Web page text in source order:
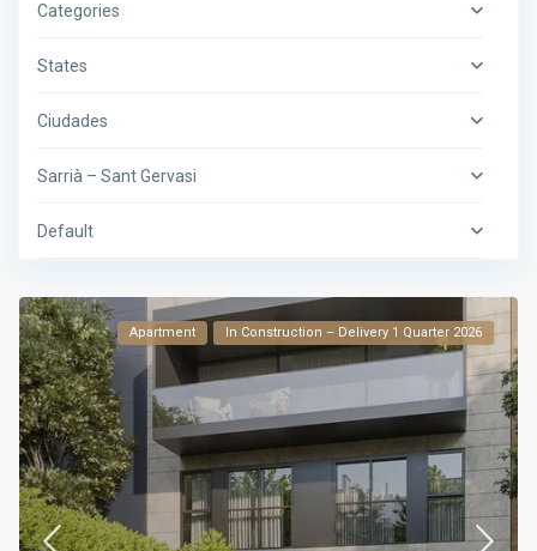
Categories
States
Ciudades
Sarrià – Sant Gervasi
Default
Apartment In Construction – Delivery 1 Quarter 2026